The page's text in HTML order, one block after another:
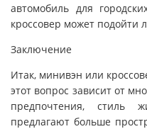
автомобиль для
кроссовер может подойти
Заключение
Итак, минивэн или
этот вопрос зависит от
предпочтения,
предлагают больше